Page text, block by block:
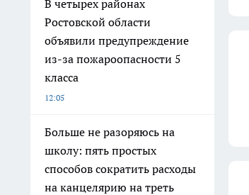
В четырех районах
Ростовской области
объявили предупреждение
из-за пожароопасности 5
класса
12:05
Больше не разоряюсь на
школу: пять простых
способов сократить расходы
на канцелярию на треть